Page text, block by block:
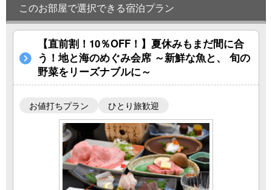
このお部屋で選択できる宿泊プラン
【直前割！10％OFF！】夏休みもまだ間に合
う！地と海のめぐみ会席 ～新鮮な魚と、 旬の
野菜をリーズナブルに～
お値打ちプラン ひとり旅歓迎